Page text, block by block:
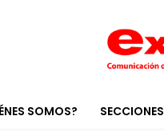
SOMOS? SECCIONES